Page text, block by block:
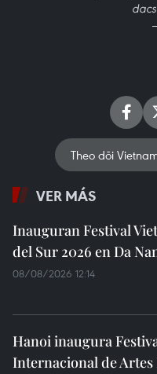
Theo dõi
VER MÁS
Inauguran Festival
del Sur 2026 en Da
08/08/2026 12:14
Hanoi inaugura
Internacional de Artes